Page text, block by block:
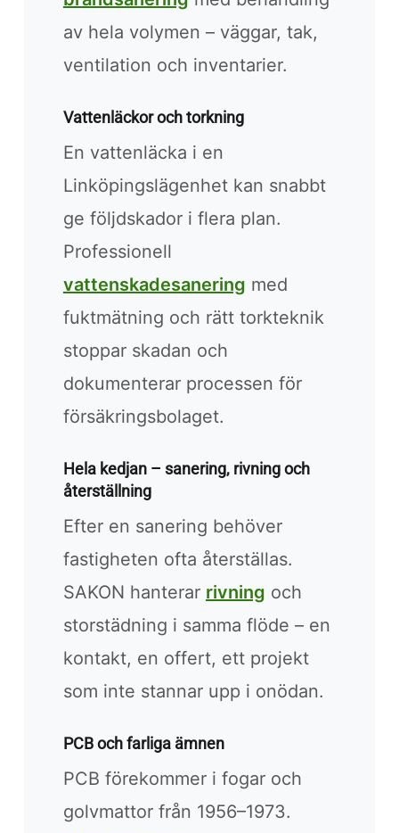
av hela volymen – väggar, tak,
ventilation och inventarier.
Vattenläckor och torkning
En vattenläcka i en
Linköpingslägenhet kan snabbt
ge följdskador i flera plan.
Professionell
vattenskadesanering med
fuktmätning och rätt torkteknik
stoppar skadan och
dokumenterar processen för
försäkringsbolaget.
Hela kedjan – sanering, rivning och
återställning
Efter en sanering behöver
fastigheten ofta återställas.
SAKON hanterar rivning och
storstädning i samma flöde – en
kontakt, en offert, ett projekt
som inte stannar upp i onödan.
PCB och farliga ämnen
PCB förekommer i fogar och
golvmattor från 1956–1973.